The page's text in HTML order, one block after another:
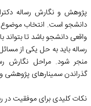
پژوهش و نگارش رساله
دانشجو است. انتخاب موضوع
واقعی دانشجو باشد تا بتواند
رساله باید به حل یکی از
منجر شود. مراحل نگارش
گذراندن سمینارهای پژوهشی
نکات کلیدی برای موفقیت در